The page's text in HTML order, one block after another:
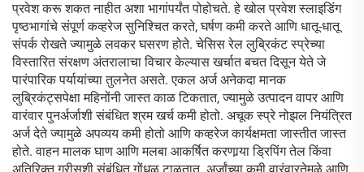
प्रवेश करू शकत नाहीत अशा भागांपर्यंत पोहोचते. हे खोल प्रवेश स्लाइडिंग
पृष्ठभागांचे संपूर्ण कव्हरेज सुनिश्चित करते, घर्षण कमी करते आणि धातू-धातू
संपर्क रोखते ज्यामुळे लवकर घसरण होते. चेसिस रेल लुब्रिकंट स्प्रेच्या
विस्तारित संरक्षण अंतरालाचा विचार केल्यास खर्चात बचत दिसून येते जे
पारंपारिक पर्यायांच्या तुलनेत असते. एकल अर्ज अनेकदा मानक
लुब्रिकंट्सपेक्षा महिनोंनी जास्त काळ टिकतात, ज्यामुळे उत्पादन वापर आणि
वारंवार पुनर्अर्जाशी संबंधित श्रम खर्च कमी होतो. अचूक स्प्रे नोझल नियंत्रित
अर्ज देते ज्यामुळे अपव्यय कमी होतो आणि कव्हरेज कार्यक्षमता जास्तीत जास्त
होते. वाहन मालक घाण आणि मलबा आकर्षित करणार्‍या ड्रिपिंग तेल किंवा